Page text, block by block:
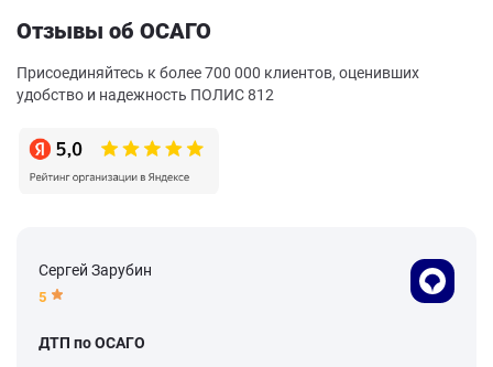
Отзывы об ОСАГО
Присоединяйтесь к более 700 000 клиентов, оценивших
удобство и надежность ПОЛИС 812
Сергей Зарубин
5
ДТП по ОСАГО